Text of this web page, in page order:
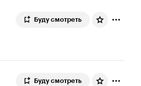
Буду смотреть
Буду смотреть